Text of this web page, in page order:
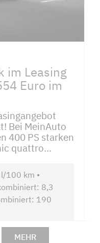
im Leasing
Euro im
Bei MeinAuto
400 PS starken
quattro...
100 km •
8,3
190
MEHR